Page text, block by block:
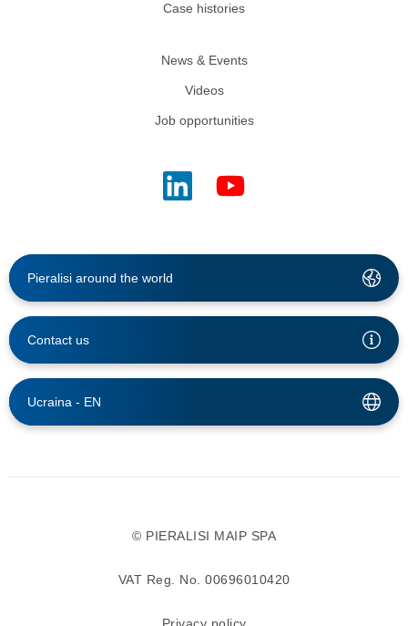
Case histories
News & Events
Videos
Job opportunities
Pieralisi around the world
Contact us
Ucraina - EN
© PIERALISI MAIP SPA
VAT Reg. No. 00696010420